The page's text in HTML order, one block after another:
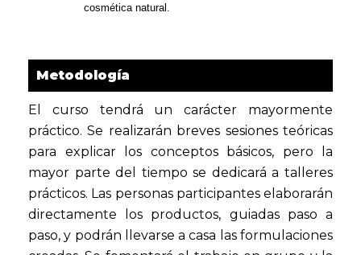
cosmética natural.
Metodología
El curso tendrá un carácter mayormente
práctico. Se realizarán breves sesiones teóricas
para explicar los conceptos básicos, pero la
mayor parte del tiempo se dedicará a talleres
prácticos. Las personas participantes elaborarán
directamente los productos, guiadas paso a
paso, y podrán llevarse a casa las formulaciones